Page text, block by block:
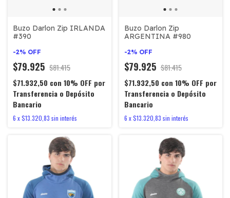
Buzo Darlon Zip IRLANDA
#390
-2% OFF
$79.925 $81.415
$71.932,50 con 10% OFF por
Transferencia o Depósito
Bancario
6 x$13.320,83 sin interés
Buzo Darlon Zip
ARGENTINA #980
-2% OFF
$79.925 $81.415
$71.932,50 con 10% OFF por
Transferencia o Depósito
Bancario
6 x$13.320,83 sin interés